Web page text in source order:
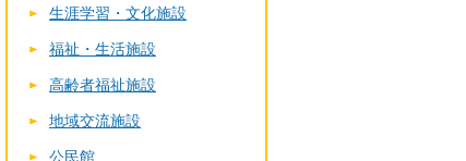
生涯学習・文化施設
福祉・生活施設
高齢者福祉施設
地域交流施設
公民館